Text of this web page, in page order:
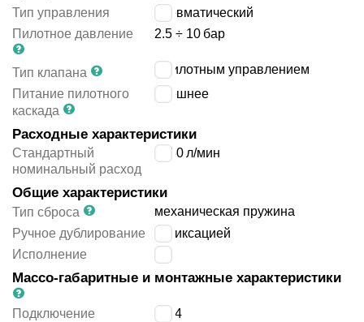
Тип управления
пневматический
Пилотное давление
2.5 ÷ 10 бар
Тип клапана
с пилотным управлением
Питание пилотного
каскада
внешнее
Расходные характеристики
Стандартный
номинальный расход
1050 л/мин
Общие характеристики
Тип сброса
механическая пружина
Ручное дублирование
с фиксацией
Исполнение
Массо-габаритные и монтажные характеристики
Подключение
G1/4